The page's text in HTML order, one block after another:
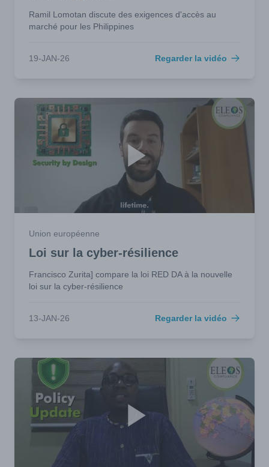
Ramil Lomotan discute des exigences d'accès au
marché pour les Philippines
19-JAN-26 Regarder la vidéo
Union européenne
Loi sur la cyber-résilience
Francisco Zurita] compare la loi RED DA à la nouvelle
loi sur la cyber-résilience
13-JAN-26 Regarder la vidéo